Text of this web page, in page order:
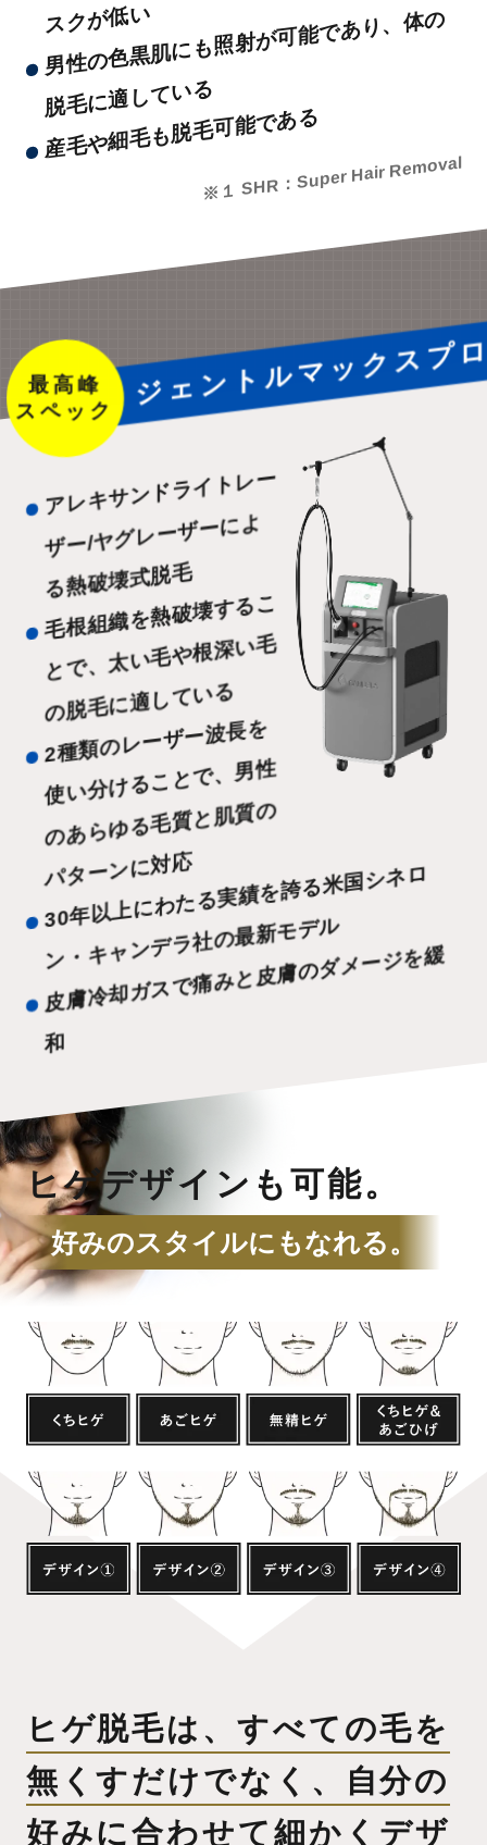
い
男
性
の
色
黒
肌
に
も
照
射
が
可
能
で
あ
り
、
体
の
脱
毛
に
適
し
て
い
る
産毛や細毛も脱毛可能である
※１ SHR：Super Hair Removal
ジェントルマックスプ
ア
レ
キ
サ
ン
ド
ラ
イ
ト
レ
ー
ザ
ー/
ヤ
グ
レ
ー
ザ
ー
に
よ
る
熱
破
壊
式
脱
毛
毛
根
組
織
を
熱
破
壊
す
る
こ
と
で
、
太
い
毛
や
根
深
い
毛
の
脱
毛
に
適
し
て
い
る
2
種
類
の
レ
ー
ザ
ー
波
長
を
使
い
分
け
る
こ
と
で
、
男
性
の
あ
ら
ゆ
る
毛
質
と
肌
質
の
パ
タ
ー
ン
に
対
応
30
年
以
上
に
わ
た
る
実
績
を
誇
る
米
国
シ
ネ
ロ
ン
・
キ
ャ
ン
デ
ラ
社
の
最
新
モ
デ
ル
皮
膚
冷
却
ガ
ス
で
痛
み
と
皮
膚
の
ダ
メ
ー
ジ
を
緩
和
ヒゲデザインも可能。
好みのスタイルにもなれる。
ヒゲ脱毛は、すべての毛を
無くすだけでなく、
自分の
好みに合わせて細かくデザ